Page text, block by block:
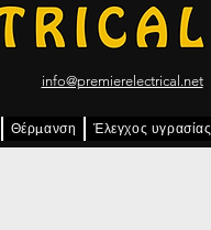
info@premierelectrical.net
Θέρμανση Έλεγχος υγρασίας